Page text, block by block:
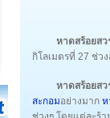
หาดสร้อยสว
กิโลเมตรที่ 27 ช่ว
หาดสร้อยสว
สะกอมอย่างมาก ห